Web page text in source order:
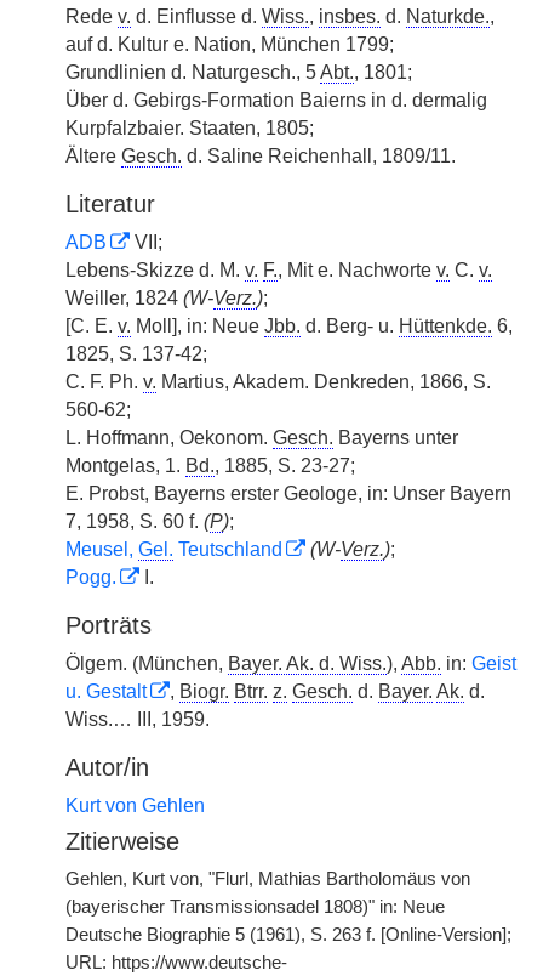
Rede v. d. Einflusse d. Wiss., insbes. d. Naturkde.,
auf d. Kultur e. Nation, München 1799;
Grundlinien d. Naturgesch., 5Abt., 1801;
Über d. Gebirgs-Formation Baierns in d. dermalig
Kurpfalzbaier. Staaten, 1805;
Ältere Gesch. d. Saline Reichenhall, 1809/11.
Literatur
ADB
VII;
Lebens-Skizze d. M. v. F., Mit e. Nachworte v. C. v.
Weiller, 1824 (W-Verz.);
[C. E. v. Moll], in: Neue Jbb. d. Berg- u. Hüttenkde. 6,
1825, S. 137-42;
C. F. Ph. v. Martius, Akadem. Denkreden, 1866, S.
560-62;
L. Hoffmann, Oekonom. Gesch. Bayerns unter
Montgelas, 1. Bd., 1885, S. 23-27;
E. Probst, Bayerns erster Geologe, in: Unser Bayern
7, 1958, S. 60 f. (P);
Meusel, Gel. Teutschland (W-Verz.);
Pogg.
I.
Porträts
Ölgem. (München, Bayer. Ak. d. Wiss.), Abb. in: Geist
u. Gestalt
, Biogr. Btrr. z. Gesch. d. Bayer. Ak. d.
Wiss.… III, 1959.
Autor/in
Kurt von Gehlen
Zitierweise
Gehlen, Kurt von, "Flurl, Mathias Bartholomäus von
(bayerischer Transmissionsadel 1808)" in: Neue
Deutsche Biographie 5 (1961), S. 263 f. [Online-Version];
URL: https://www.deutsche-